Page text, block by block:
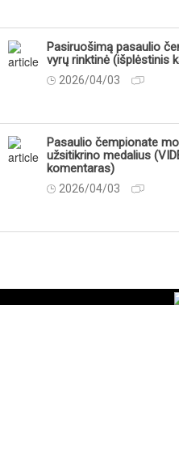
Pasiruošimą pasaulio
vyrų rinktinė (išplėstinis
2026/04/03
Pasaulio čempionate
užsitikrino medalius
komentaras)
2026/04/03